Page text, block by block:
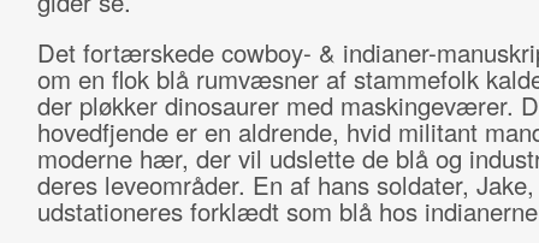
Det fortærskede cowboy- & indianer-
om en flok blå rumvæsner af stammefolk
der pløkker dinosaurer med maskingeværer.
hovedfjende er en aldrende, hvid militant
moderne hær, der vil udslette de blå og
deres leveområder. En af hans soldater, Jake,
udstationeres forklædt som blå hos